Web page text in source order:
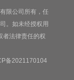
限公司所有，任
。如未经授权用
者法律责任的权
备2021170104